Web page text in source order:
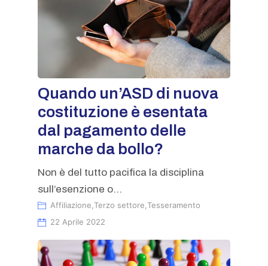
Quando un’ASD di nuova
costituzione è esentata
dal pagamento delle
marche da bollo?
Non è del tutto pacifica la disciplina
sull’esenzione o...
Affiliazione Terzo settore Tesseramento
22 Aprile 2022